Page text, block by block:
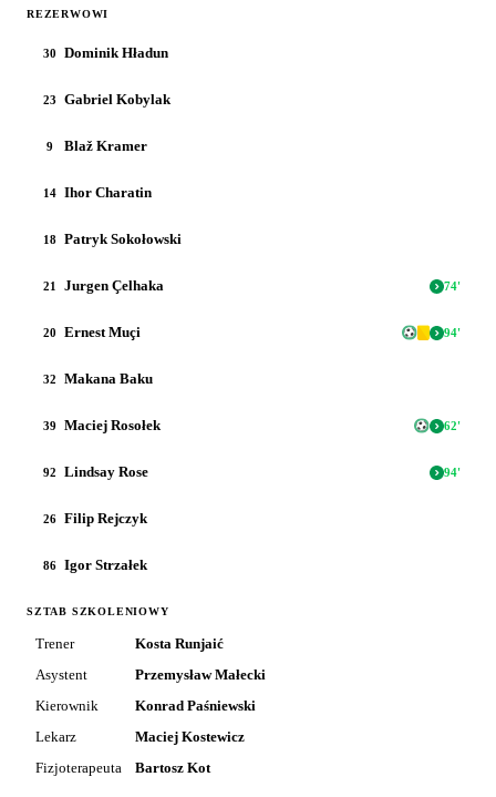
REZERWOWI
30 Dominik Hładun
23 Gabriel Kobylak
9 Blaž Kramer
14 Ihor Charatin
18 Patryk Sokołowski
21 Jurgen Çelhaka 74'
20 Ernest Muçi 94'
32 Makana Baku
39 Maciej Rosołek 62'
92 Lindsay Rose 94'
26 Filip Rejczyk
86 Igor Strzałek
SZTAB SZKOLENIOWY
Trener
Kosta Runjaić
Asystent
Przemysław Małecki
Kierownik
Konrad Paśniewski
Lekarz
Maciej Kostewicz
Fizjoterapeuta
Bartosz Kot